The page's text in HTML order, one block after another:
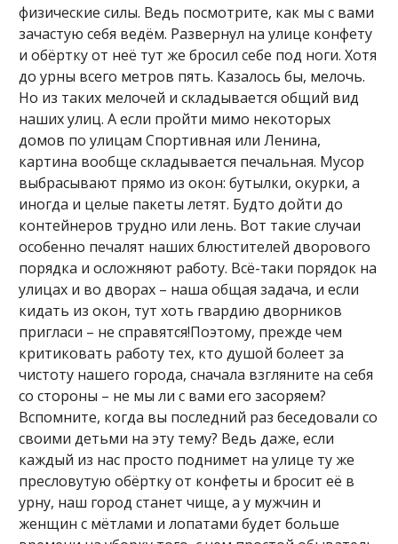
физические силы. Ведь посмотрите, как мы с вами
зачастую себя ведём. Развернул на улице конфету
и обёртку от неё тут же бросил себе под ноги. Хотя
до урны всего метров пять. Казалось бы, мелочь.
Но из таких мелочей и складывается общий вид
наших улиц. А если пройти мимо некоторых
домов по улицам Спортивная или Ленина,
картина вообще складывается печальная. Мусор
выбрасывают прямо из окон: бутылки, окурки, а
иногда и целые пакеты летят. Будто дойти до
контейнеров трудно или лень. Вот такие случаи
особенно печалят наших блюстителей дворового
порядка и осложняют работу. Всё-таки порядок на
улицах и во дворах – наша общая задача, и если
кидать из окон, тут хоть гвардию дворников
пригласи – не справятся!Поэтому, прежде чем
критиковать работу тех, кто душой болеет за
чистоту нашего города, сначала взгляните на себя
со стороны – не мы ли с вами его засоряем?
Вспомните, когда вы последний раз беседовали со
своими детьми на эту тему? Ведь даже, если
каждый из нас просто поднимет на улице ту же
пресловутую обёртку от конфеты и бросит её в
урну, наш город станет чище, а у мужчин и
женщин с мётлами и лопатами будет больше